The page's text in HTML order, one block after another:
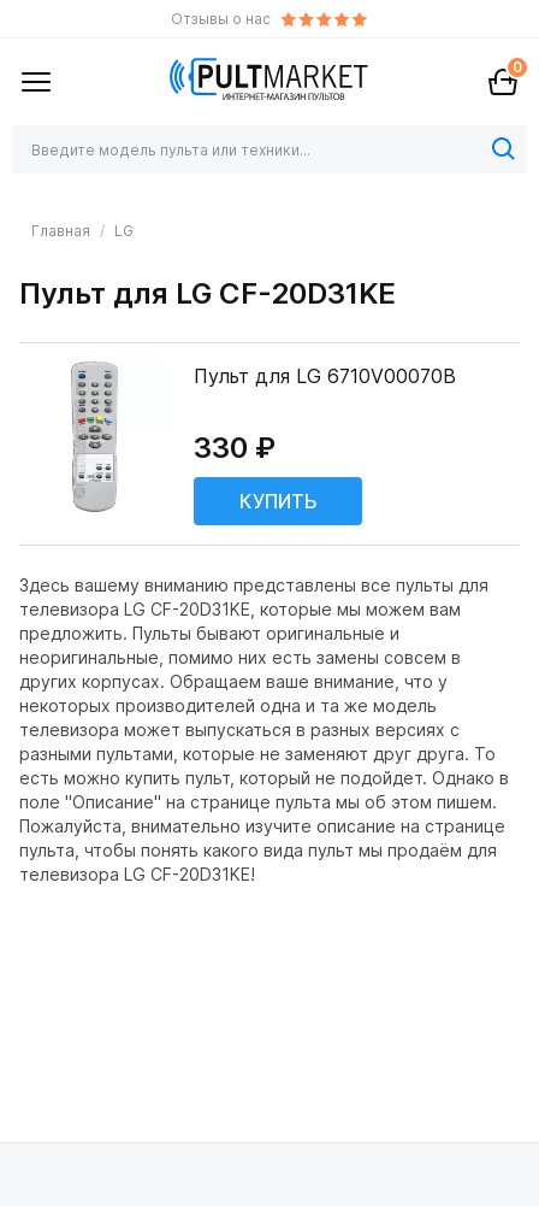
Отзывы о нас
0
Главная LG
Пульт для LG CF-20D31KE
Здесь вашему вниманию представлены все пульты для
телевизора LG CF-20D31KE, которые мы можем вам
предложить. Пульты бывают оригинальные и
неоригинальные, помимо них есть замены совсем в
других корпусах. Обращаем ваше внимание, что у
некоторых производителей одна и та же модель
телевизора может выпускаться в разных версиях с
разными пультами, которые не заменяют друг друга. То
есть можно купить пульт, который не подойдет. Однако в
поле "Описание" на странице пульта мы об этом пишем.
Пожалуйста, внимательно изучите описание на странице
пульта, чтобы понять какого вида пульт мы продаём для
телевизора LG CF-20D31KE!
Пульт для LG 6710V00070B
330 ₽